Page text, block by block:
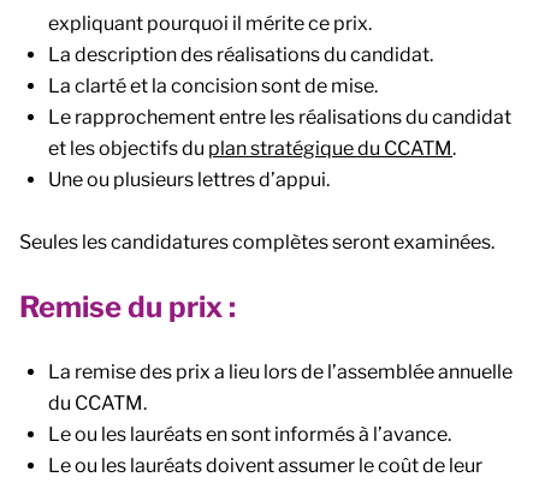
expliquant pourquoi il mérite ce prix.
La description des réalisations du candidat.
La clarté et la concision sont de mise.
Le rapprochement entre les réalisations du candidat
et les objectifs du plan stratégique du CCATM.
Une ou plusieurs lettres d’appui.
Seules les candidatures complètes seront examinées.
Remise du prix :
La remise des prix a lieu lors de l’assemblée annuelle
du CCATM.
Le ou les lauréats en sont informés à l’avance.
Le ou les lauréats doivent assumer le coût de leur